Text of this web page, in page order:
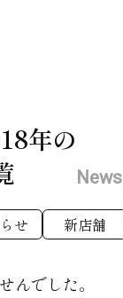
年の
News
せ 新店舗
んでした。